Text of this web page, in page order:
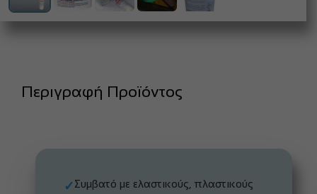
Περιγραφή Προϊόντος
✓Συμβατό με ελαστικούς, πλαστικούς